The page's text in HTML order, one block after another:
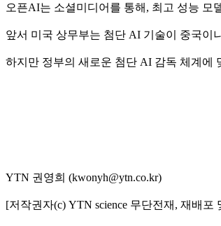
오픈AI는 소셜미디어를 통해, 최고 성능 모
앞서 미국 상무부는 첨단 AI 기술이 중국이
하지만 정부의 새로운 첨단 AI 감독 체계에
YTN 권영희 (kwonyh@ytn.co.kr)
[저작권자(c) YTN science 무단전재, 재배